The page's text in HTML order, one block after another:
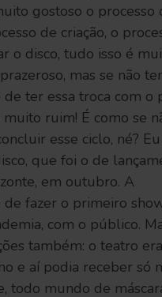
gostoso o processo
de criação, o
o disco, tudo isso é
mas se não
ter essa troca com o
ruim! É como se
esse ciclo, né?
que foi o de
em outubro. A
fazer o primeiro
com o público.
também: o teatro
e aí podia receber só
todo mundo de